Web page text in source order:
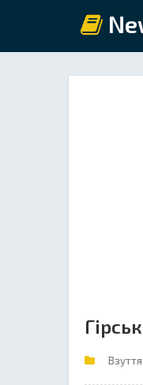
Взуття